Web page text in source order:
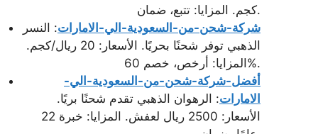
كجم. المزايا: تتبع، ضمان.
شركة-شحن-من-السعودية-الي-الامارات: النسر
الذهبي توفر شحنًا بحريًا. الأسعار: 20 ريال/كجم.
المزايا: أرخص، خصم 60%.
أفضل-شركة-شحن-من-السعودية-الي-
الامارات: الرهوان الذهبي تقدم شحنًا بريًا.
الأسعار: 2500 ريال لعفش. المزايا: خبرة 22